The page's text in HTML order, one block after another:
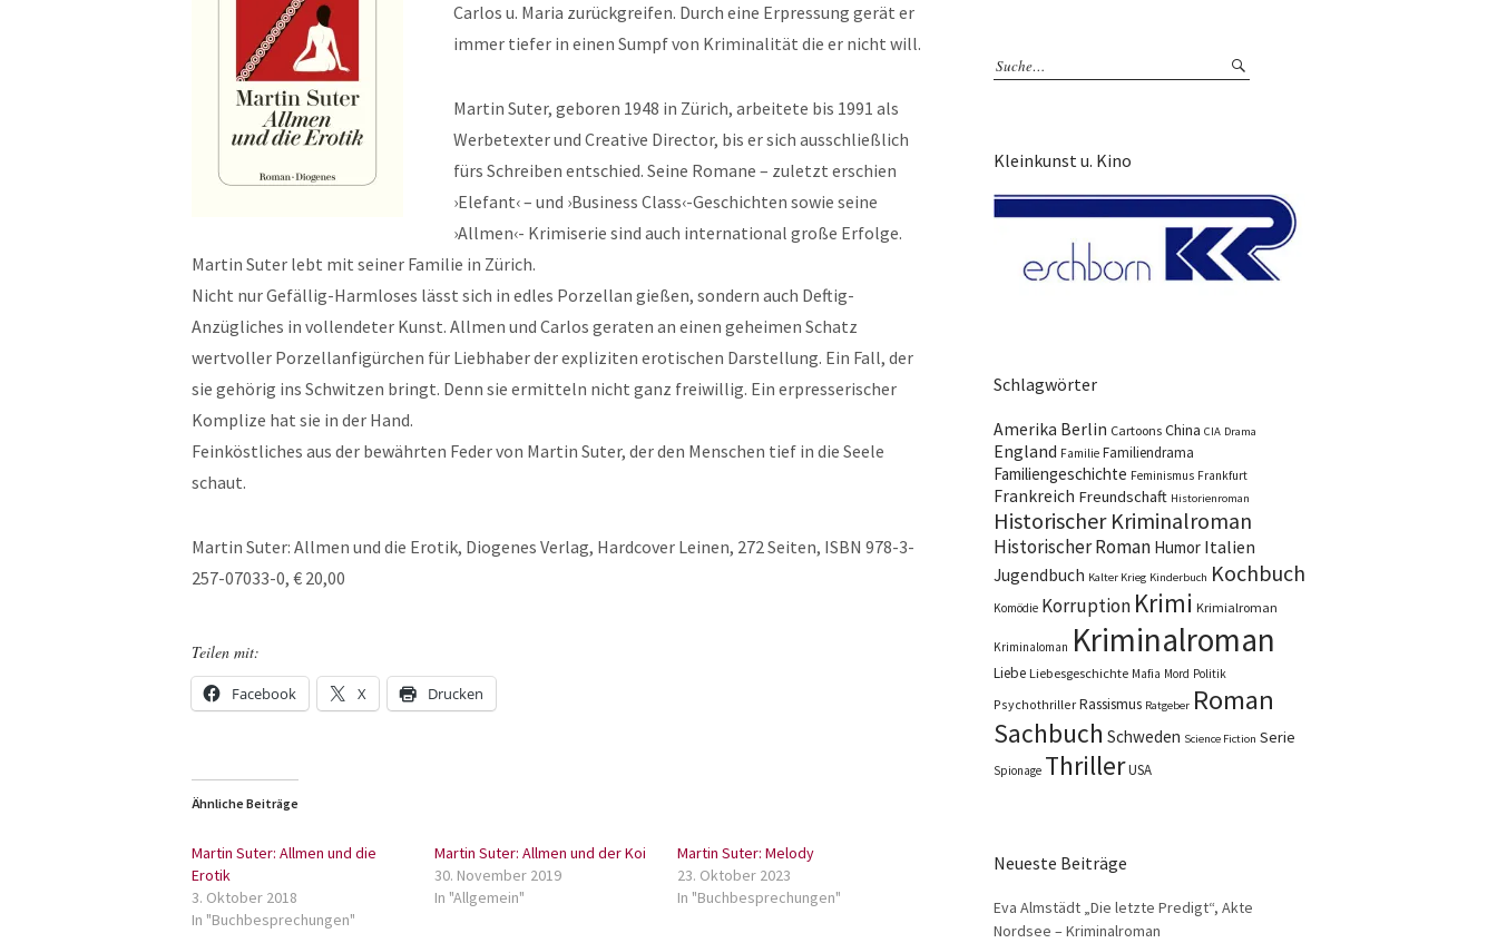
Carlos u. Maria zurückgreifen. Durch eine Erpressung gerät er
immer tiefer in einen Sumpf von Kriminalität die er nicht will.
Martin Suter, geboren 1948 in Zürich, arbeitete bis 1991 als
Werbetexter und Creative Director, bis er sich ausschließlich
fürs Schreiben entschied. Seine Romane – zuletzt erschien
›Elefant‹ – und ›Business Class‹-Geschichten sowie seine
›Allmen‹- Krimiserie sind auch international große Erfolge.
Martin Suter lebt mit seiner Familie in Zürich.
Nicht nur Gefällig-Harmloses lässt sich in edles Porzellan gießen, sondern auch Deftig-
Anzügliches in vollendeter Kunst. Allmen und Carlos geraten an einen geheimen Schatz
wertvoller Porzellanfigürchen für Liebhaber der expliziten erotischen Darstellung. Ein Fall, der
sie gehörig ins Schwitzen bringt. Denn sie ermitteln nicht ganz freiwillig. Ein erpresserischer
Komplize hat sie in der Hand.
Feinköstliches aus der bewährten Feder von Martin Suter, der den Menschen tief in die Seele
schaut.
Martin Suter: Allmen und die Erotik, Diogenes Verlag, Hardcover Leinen, 272 Seiten, ISBN 978-3-
257-07033-0, € 20,00
Teilen mit:
Facebook X Drucken
Ähnliche Beiträge
Martin Suter: Allmen und die
Erotik
3. Oktober 2018
In "Buchbesprechungen"
Martin Suter: Allmen und der Koi
30. November 2019
In "Allgemein"
Martin Suter: Melody
23. Oktober 2023
In "Buchbesprechungen"
Kleinkunst u. Kino
Schlagwörter
Amerika Berlin Cartoons China CIA Drama
England Familie Familiendrama
Familiengeschichte Feminismus Frankfurt
Frankreich Freundschaft Historienroman
Historischer Kriminalroman
Historischer Roman Humor Italien
Jugendbuch Kalter Krieg Kinderbuch Kochbuch
Komödie Korruption Krimi Krimialroman
Kriminaloman Kriminalroman
Liebe Liebesgeschichte Mafia Mord Politik
Psychothriller Rassismus Ratgeber Roman
Sachbuch Schweden Science Fiction Serie
Spionage ThrillerUSA
Neueste Beiträge
Eva Almstädt „Die letzte Predigt“, Akte
Nordsee – Kriminalroman